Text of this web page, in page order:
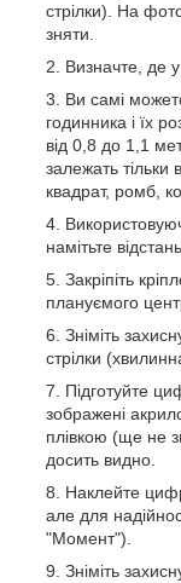
стрілки). На
зняти.
Визначте, де
Ви самі
годинника і їх
від 0,8 до 1,1
залежать тільки
квадрат, ромб,
намітьте
Закріпіть
плануємого
Зніміть
стрілки
Підготуйте
зображені
плівкою (ще не
досить видно.
Наклейте
але для
"Момент").
Зніміть